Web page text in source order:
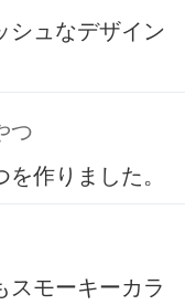
シュなデザイン
つ
作りました。
スモーキーカラ